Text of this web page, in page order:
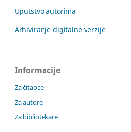
Uputstvo autorima
Arhiviranje digitalne verzije
Informacije
Za čitaoce
Za autore
Za bibliotekare